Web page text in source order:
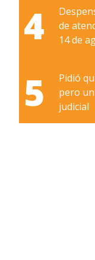
4
de
14 de
5
Pidió
pero
judicial